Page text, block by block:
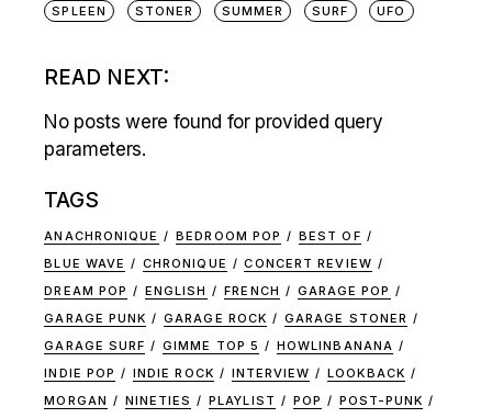
SPLEEN
STONER SUMMER SURF UFO
READ NEXT:
No posts were found for provided query
parameters.
TAGS
ANACHRONIQUE BEDROOM POP
BEST OF
BLUE WAVE
CHRONIQUE
CONCERT REVIEW
DREAM POP
ENGLISH FRENCH
GARAGE POP
GARAGE PUNK
GARAGE ROCK
GARAGE STONER
GARAGE SURF
GIMME TOP 5
HOWLINBANANA
INDIE POP
INDIE ROCK INTERVIEW
LOOKBACK
MORGAN
NINETIES PLAYLIST POP
POST-PUNK